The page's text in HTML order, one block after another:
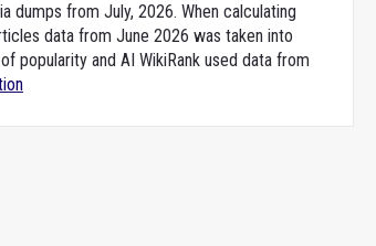
dumps from July, 2026. When calculating
data from June 2026 was taken into
popularity and AI WikiRank used data from